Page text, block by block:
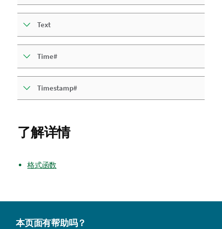
Text
Time#
Timestamp#
了解详情
格式函数
本页面有帮助吗？